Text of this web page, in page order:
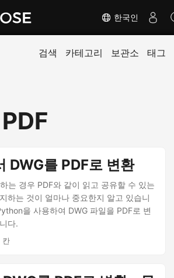
한국인
검색 카테고리 보관소 태그
DWG를 PDF로 변환
는 경우 PDF와 같이 읽고 공유할 수 있는
하는 것이 얼마나 중요한지 알고 있습니
을 사용하여 DWG 파일을 PDF로 변
다.
칸